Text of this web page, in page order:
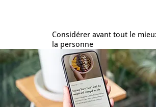
Considérer avant tout le
la personne